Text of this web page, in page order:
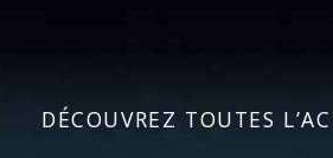
DÉCOUVREZ TOUTES